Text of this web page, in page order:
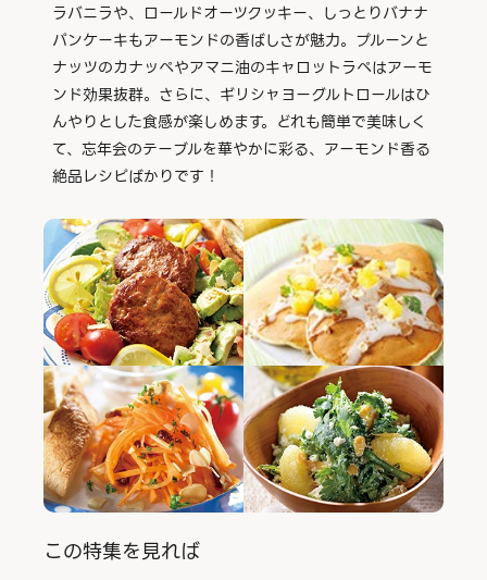
ラバニラや、ロールドオーツクッキー、しっとりバナナ
パンケーキもアーモンドの香ばしさが魅力。プルーンと
ナッツのカナッペやアマニ油のキャロットラペはアーモ
ンド効果抜群。さらに、ギリシャヨーグルトロールはひ
んやりとした食感が楽しめます。どれも簡単で美味しく
て、忘年会のテーブルを華やかに彩る、アーモンド香る
絶品レシピばかりです！
この特集を見れば